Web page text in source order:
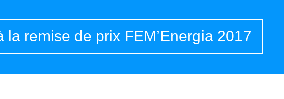
la remise de prix FEM’Energia 2017